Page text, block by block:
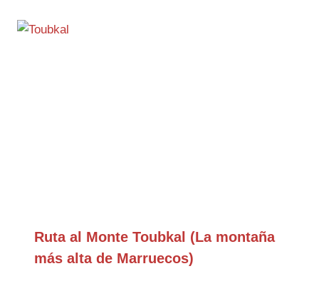
Ruta al Monte Toubkal (La montaña
más alta de Marruecos)